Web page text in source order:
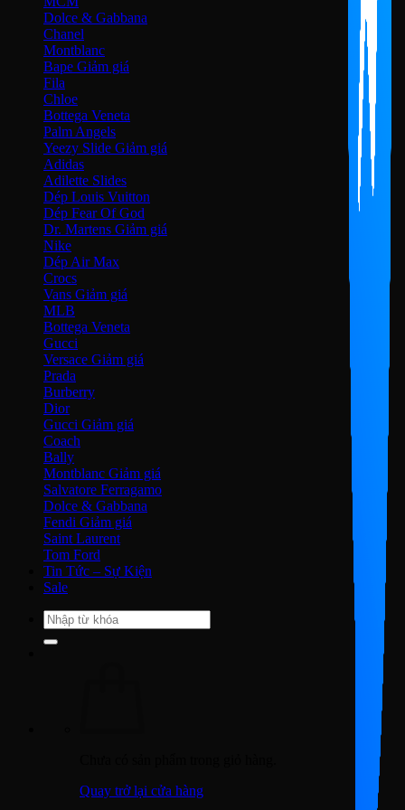
Dolce & Gabbana
Chanel
Montblanc
Bape
Fila
Chloe
Bottega Veneta
Palm Angels
Yeezy Slide
Adidas
Adilette Slides
Dép Louis Vuitton
Dép Fear Of God
Dr. Martens
Nike
Dép Air Max
Crocs
Vans
MLB
Bottega Veneta
Gucci
Versace
Prada
Burberry
Dior
Gucci
Coach
Bally
Montblanc
Salvatore Ferragamo
Dolce & Gabbana
Fendi
Saint Laurent
Tom Ford
Tin Tức – Sự Kiện
Sale
Tìm
kiếm:
Quay trở lại cửa hàng